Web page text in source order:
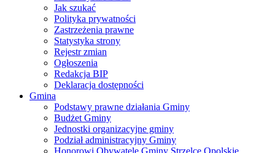
Jak szukać
Polityka prywatności
Zastrzeżenia prawne
Statystyka strony
Rejestr zmian
Ogłoszenia
Redakcja BIP
Deklaracja dostępności
Gmina
Podstawy prawne działania Gminy
Budżet Gminy
Jednostki organizacyjne gminy
Podział administracyjny Gminy
Honorowi Obywatele Gminy Strzelce Opolskie